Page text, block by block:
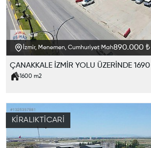
İzmir, Menemen, Cumhuriyet Mah890.000 ₺
1600 m2
KIRALIK TICARI